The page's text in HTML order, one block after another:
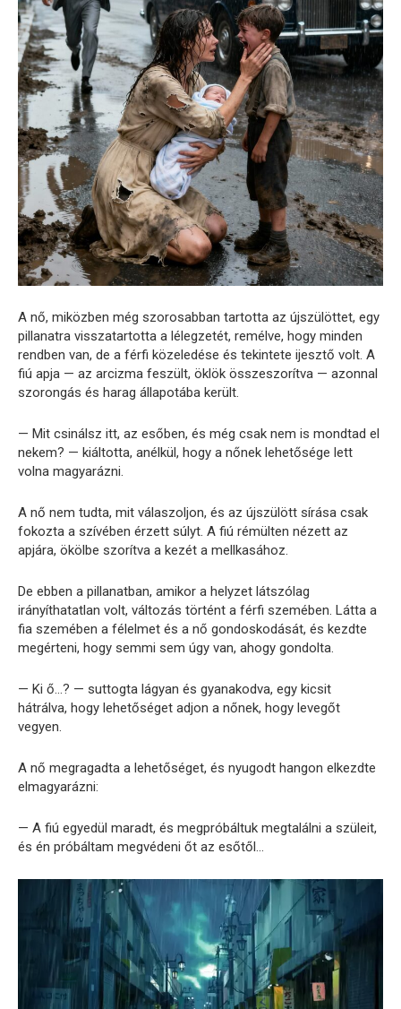
A nő, miközben még szorosabban tartotta az újszülöttet, egy
pillanatra visszatartotta a lélegzetét, remélve, hogy minden
rendben van, de a férfi közeledése és tekintete ijesztő volt. A
fiú apja — az arcizma feszült, öklök összeszorítva — azonnal
szorongás és harag állapotába került.
— Mit csinálsz itt, az esőben, és még csak nem is mondtad el
nekem? — kiáltotta, anélkül, hogy a nőnek lehetősége lett
volna magyarázni.
A nő nem tudta, mit válaszoljon, és az újszülött sírása csak
fokozta a szívében érzett súlyt. A fiú rémülten nézett az
apjára, ökölbe szorítva a kezét a mellkasához.
De ebben a pillanatban, amikor a helyzet látszólag
irányíthatatlan volt, változás történt a férfi szemében. Látta a
fia szemében a félelmet és a nő gondoskodását, és kezdte
megérteni, hogy semmi sem úgy van, ahogy gondolta.
— Ki ő…? — suttogta lágyan és gyanakodva, egy kicsit
hátrálva, hogy lehetőséget adjon a nőnek, hogy levegőt
vegyen.
A nő megragadta a lehetőséget, és nyugodt hangon elkezdte
elmagyarázni:
— A fiú egyedül maradt, és megpróbáltuk megtalálni a szüleit,
és én próbáltam megvédeni őt az esőtől…